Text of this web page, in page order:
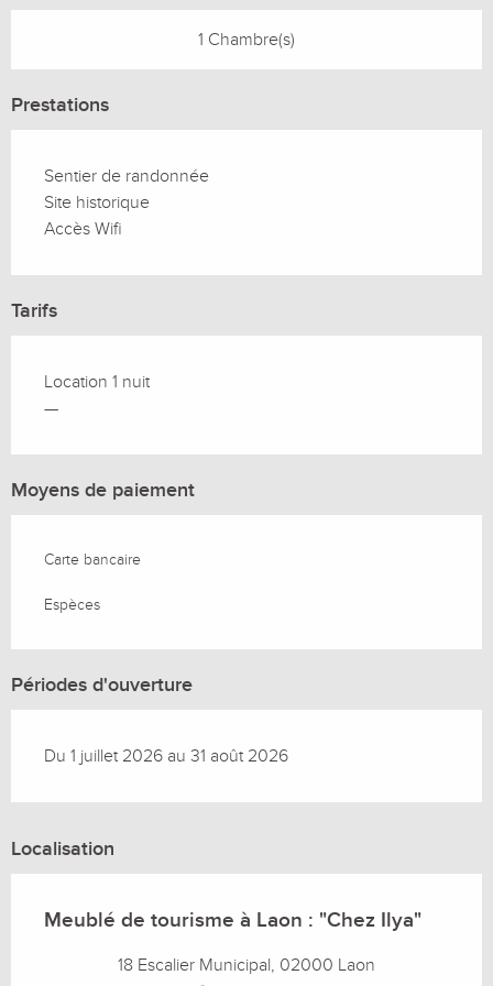
1 Chambre(s)
Prestations
Sentier de randonnée
Site historique
Accès Wifi
Tarifs
Location 1 nuit
—
Moyens de paiement
Carte bancaire
Espèces
Périodes d'ouverture
Du 1 juillet 2026 au 31 août 2026
Localisation
Meublé de tourisme à Laon : "Chez Ilya"
18 Escalier Municipal, 02000 Laon